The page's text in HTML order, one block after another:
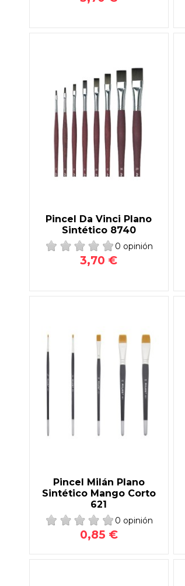
Pincel Da Vinci Plano
Sintético 8740
0 opinión
3,70 €
Pincel Milán Plano
Sintético Mango Corto
621
0 opinión
0,85 €